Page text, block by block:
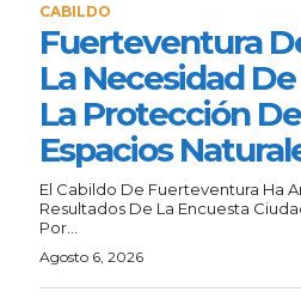
CABILDO
Fuerteventura
La Necesidad
La Protección
Espacios
El Cabildo De Fuerteventura Ha
Resultados De La Encuesta
Por...
Agosto 6, 2026